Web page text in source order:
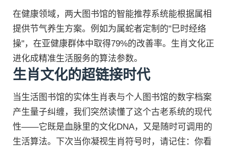
在健康领域，两大图书馆的智能推荐系统能根据属相
提供节气养生方案。例如为属蛇者定制的"巳时经络
操"，在亚健康群体中取得79%的改善率。生肖文化正
进化成精准生活服务的算法参数。
生肖文化的超链接时代
当生活图书馆的实体生肖表与个人图书馆的数字档案
产生量子纠缠，我们突然读懂了这个古老系统的现代
性——它既是血脉里的文化DNA，又是随时可调用的
生活算法。下次当你凝视生肖符号时，请记住：你看